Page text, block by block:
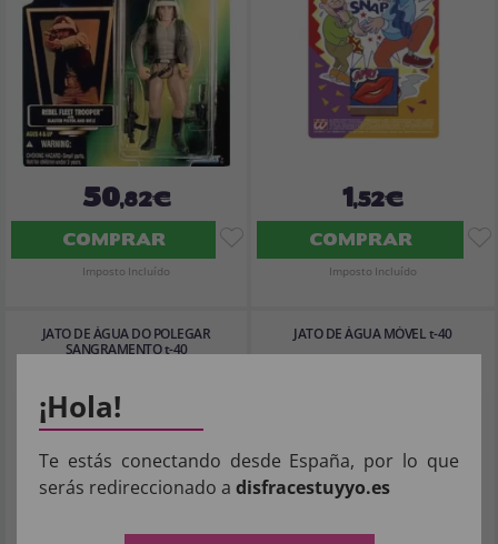
50,82€
COMPRAR
Imposto Incluído
1,52€
COMPRAR
Imposto Incluído
JATO DE ÁGUA DO POLEGAR
SANGRAMENTO t-40
JATO DE ÁGUA MÓVEL t-40
¡Hola!
Te estás conectando desde España, por lo que
serás redireccionado a disfracestuyyo.es